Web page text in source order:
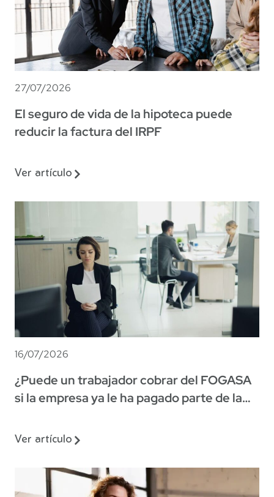
27/07/2026
El seguro de vida de la hipoteca puede
reducir la factura del IRPF
Ver artículo
16/07/2026
¿Puede un trabajador cobrar del FOGASA
si la empresa ya le ha pagado parte de la
Ver artículo